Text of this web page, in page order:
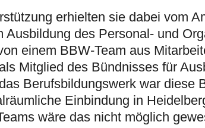
erhielten sie dabei vom
Ausbildung des Personal- und
einem BBW-Team aus
Mitglied des Bündnisses für
Berufsbildungswerk war diese
Einbindung in
wäre das nicht möglich